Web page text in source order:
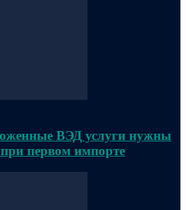
ВЭД услуги нужны
первом импорте